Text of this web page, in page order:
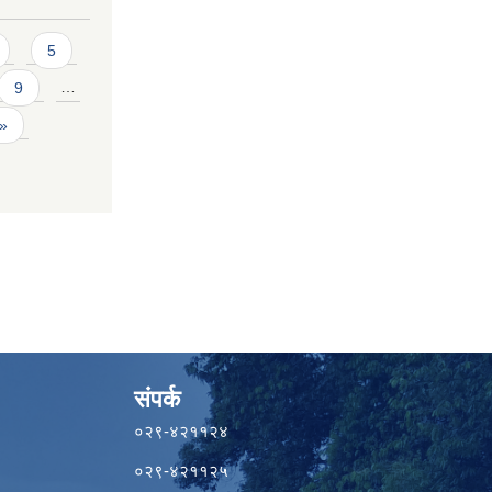
5
9 …
संपर्क
०२९-४२११२४
०२९-४२११२५